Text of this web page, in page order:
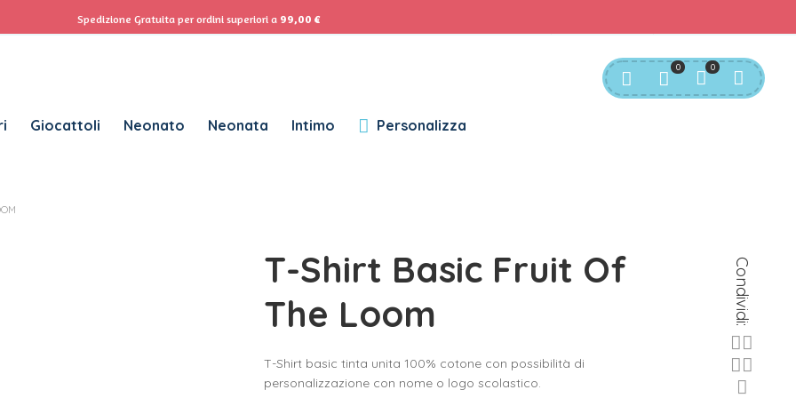
0
0
ACCEDI
NOME UTENTE RICHIESTO
Giocattoli Neonato Neonata Intimo Personalizza
Condividi:
T-Shirt Basic Fruit Of
The Loom
T-Shirt basic tinta unita 100% cotone con possibilità di
personalizzazione con nome o logo scolastico.
Spedizione Gratuita per ordini superiori a 99,00 €